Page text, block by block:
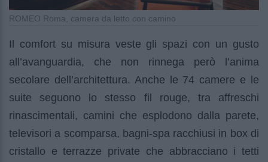
ROMEO Roma, camera da letto con camino
Il comfort su misura veste gli spazi con un gusto
all’avanguardia, che non rinnega però l’anima
secolare dell’architettura. Anche le 74 camere e le
suite seguono lo stesso fil rouge, tra affreschi
rinascimentali, camini che esplodono dalla parete,
televisori a scomparsa, bagni-spa racchiusi in box di
cristallo e terrazze private che abbracciano i tetti